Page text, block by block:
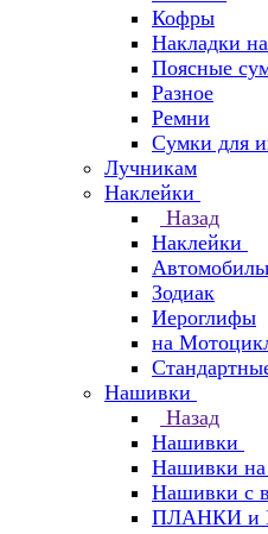
Кофры
Накладки
Поясные
Разное
Ремни
Сумки для
Лучникам
Наклейки
Назад
Наклейки
Зодиак
Иероглифы
на
Нашивки
Назад
Нашивки
Нашивки
Нашивки с
ПЛАНКИ и